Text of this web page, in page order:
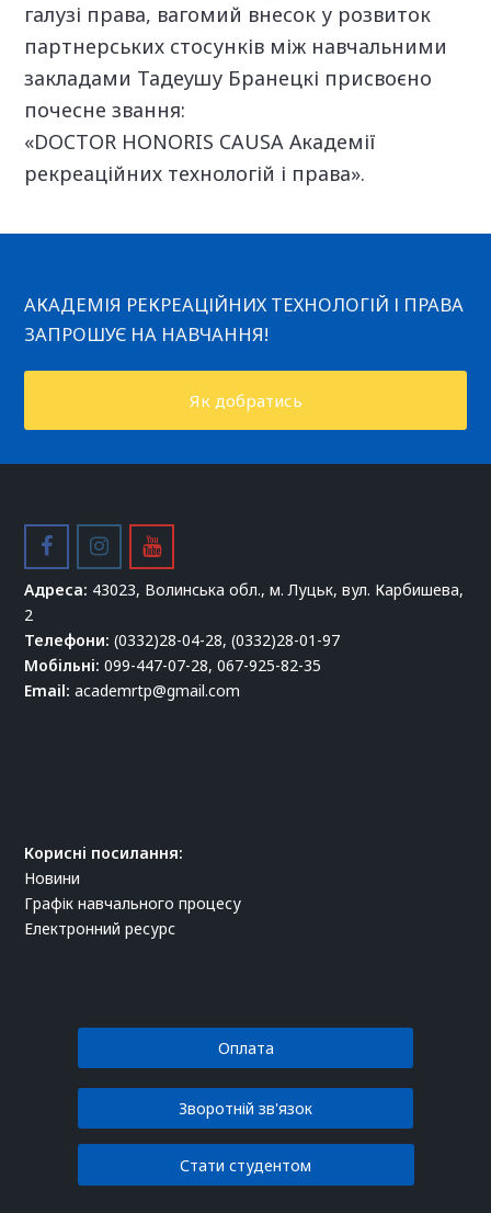
галузі права, вагомий внесок у розвиток
партнерських стосунків між навчальними
закладами Тадеушу Бранецкі присвоєно
почесне звання:
«DOCTOR HONORIS CAUSA Академії
рекреаційних технологій і права».
АКАДЕМІЯ РЕКРЕАЦІЙНИХ ТЕХНОЛОГІЙ І ПРАВА
ЗАПРОШУЄ НА НАВЧАННЯ!
Як добратись
facebookinstagram
youtube
Адреса: 43023, Волинська обл., м. Луцьк, вул. Карбишева,
2
Телефони: (0332)28-04-28, (0332)28-01-97
Мобільні: 099-447-07-28, 067-925-82-35
Email: academrtp@gmail.com
Корисні посилання:
Новини
Графік навчального процесу
Електронний ресурс
Оплата
Зворотній зв'язок
Стати студентом